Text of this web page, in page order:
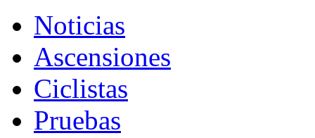
Noticias
Ascensiones
Ciclistas
Pruebas